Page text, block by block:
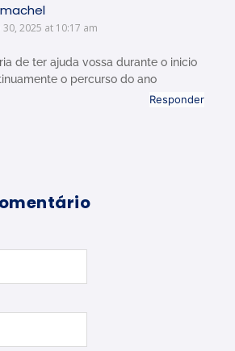
30, 2025 at 10:17 am
de ter ajuda vossa durante o inicio
o percurso do ano
Responder